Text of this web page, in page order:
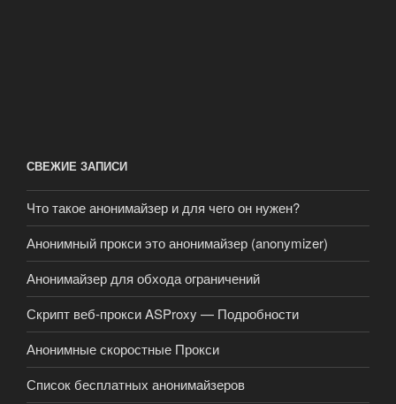
СВЕЖИЕ ЗАПИСИ
Что такое анонимайзер и для чего он нужен?
Анонимный прокси это анонимайзер (anonymizer)
Анонимайзер для обхода ограничений
Скрипт веб-прокси ASProxy — Подробности
Анонимные скоростные Прокси
Список бесплатных анонимайзеров